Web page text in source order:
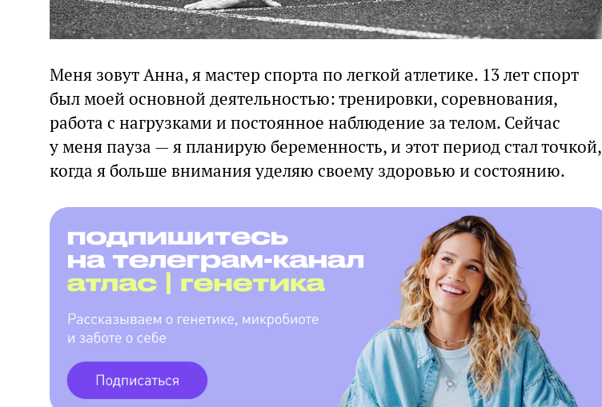
Меня зовут Анна, я мастер спорта по легкой атлетике. 13 лет спорт
был моей основной деятельностью: тренировки, соревнования,
работа с нагрузками и постоянное наблюдение за телом. Сейчас
у меня пауза — я планирую беременность, и этот период стал точкой,
когда я больше внимания уделяю своему здоровью и состоянию.